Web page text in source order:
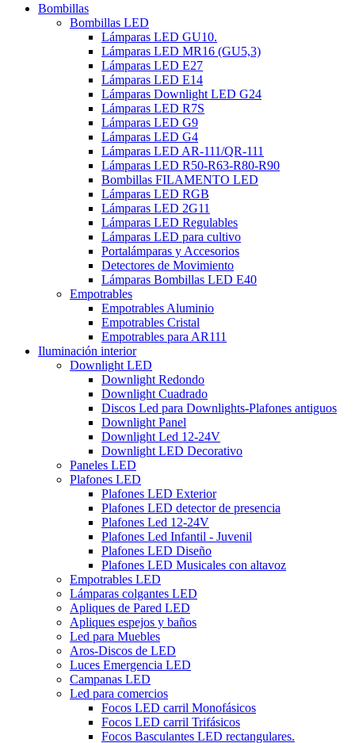
Bombillas
Bombillas LED
Lámparas LED GU10.
Lámparas LED MR16 (GU5,3)
Lámparas LED E27
Lámparas LED E14
Lámparas Downlight LED G24
Lámparas LED R7S
Lámparas LED G9
Lámparas LED G4
Lámparas LED AR-111/QR-111
Lámparas LED R50-R63-R80-R90
Bombillas FILAMENTO LED
Lámparas LED RGB
Lámparas LED 2G11
Lámparas LED Regulables
Lámparas LED para cultivo
Portalámparas y Accesorios
Detectores de Movimiento
Lámparas Bombillas LED E40
Empotrables
Empotrables Aluminio
Empotrables Cristal
Empotrables para AR111
Iluminación interior
Downlight LED
Downlight Redondo
Downlight Cuadrado
Discos Led para Downlights-Plafones antiguos
Downlight Panel
Downlight Led 12-24V
Downlight LED Decorativo
Paneles LED
Plafones LED
Plafones LED Exterior
Plafones LED detector de presencia
Plafones Led 12-24V
Plafones Led Infantil - Juvenil
Plafones LED Diseño
Plafones LED Musicales con altavoz
Empotrables LED
Lámparas colgantes LED
Apliques de Pared LED
Apliques espejos y baños
Led para Muebles
Aros-Discos de LED
Luces Emergencia LED
Campanas LED
Led para comercios
Focos LED carril Monofásicos
Focos LED carril Trifásicos
Focos Basculantes LED rectangulares.